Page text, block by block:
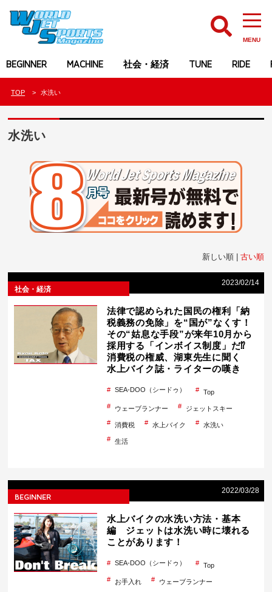
MENU
BEGINNER MACHINE 社会・経済 TUNE RIDE
TOP 水洗い
水洗い
新しい順 | 古い順
2023/02/14
社会・経済
法律で認められた国民の権利「納
税義務の免除」を“国が”なくす！
その“姑息な手段”が来年10月から
採用する「インボイス制度」だ⁉
消費税の権威、湖東先生に聞く
水上バイク誌・ライターの嘆き
SEA-DOO（シードゥ） Top
ウェーブランナー ジェットスキー
消費税 水上バイク 水洗い
生活
2022/03/28
BEGINNER
水上バイクの水洗い方法・基本
編 ジェットは水洗い時に壊れる
ことがあります！
SEA-DOO（シードゥ） Top
お手入れ ウェーブランナー